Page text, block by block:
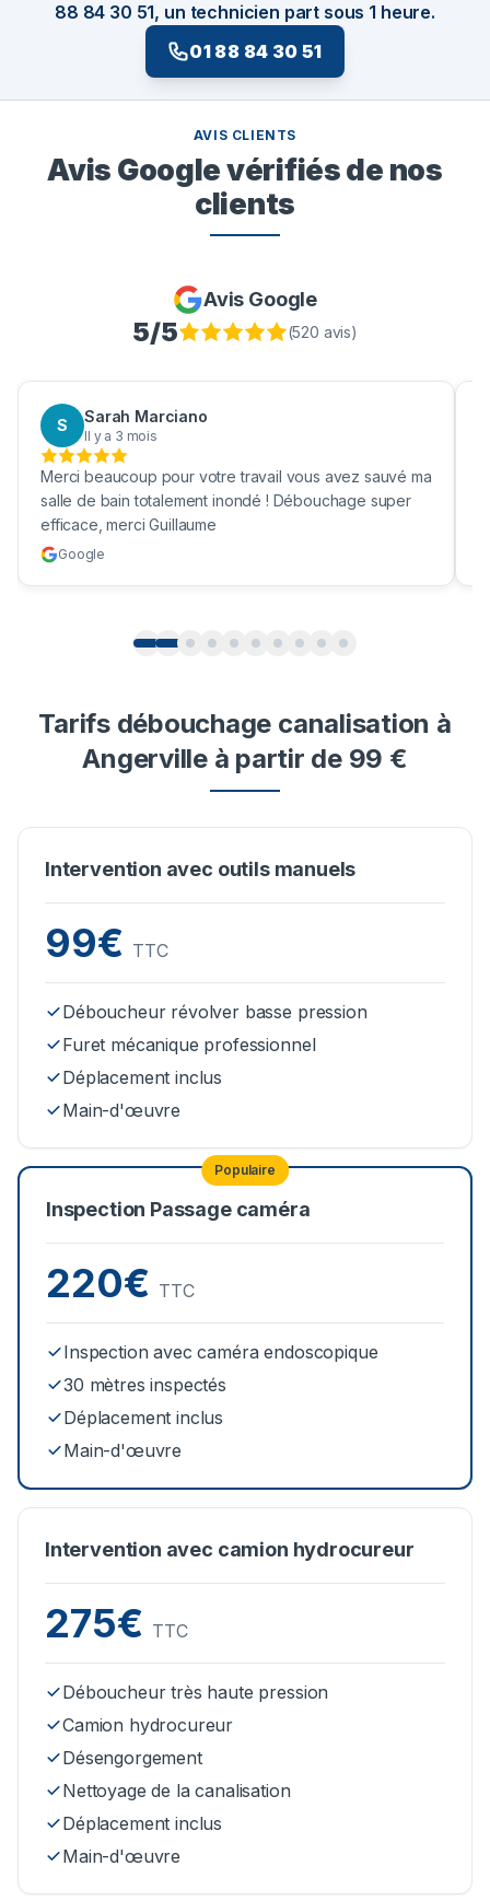
88 84 30 51, un technicien part sous 1 heure.
01 88 84 30 51
AVIS CLIENTS
Avis Google vérifiés de nos
clients
Avis Google
5/5 (520 avis)
S Sarah Marciano
Il y a 3 mois
Merci beaucoup pour votre travail vous avez sauvé ma
salle de bain totalement inondé ! Débouchage super
efficace, merci Guillaume
Google
Tarifs débouchage canalisation à
Angerville à partir de 99 €
Intervention avec outils manuels
99€ TTC
Déboucheur révolver basse pression
Furet mécanique professionnel
Déplacement inclus
Main-d'œuvre
Populaire
Inspection Passage caméra
220€ TTC
Inspection avec caméra endoscopique
30 mètres inspectés
Déplacement inclus
Main-d'œuvre
Intervention avec camion hydrocureur
275€ TTC
Déboucheur très haute pression
Camion hydrocureur
Désengorgement
Nettoyage de la canalisation
Déplacement inclus
Main-d'œuvre